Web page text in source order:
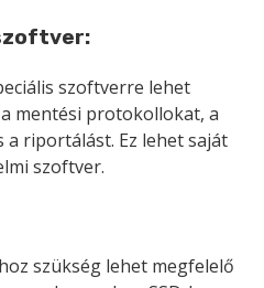
szoftverre lehet
mentési protokollokat, a
riportálást. Ez lehet saját
szoftver.
szükség lehet megfelelő